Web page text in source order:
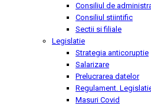
Consiliul de
Consiliul stiintific
Sectii si filiale
Legislatie
Strategia anticoruptie
Salarizare
Prelucrarea datelor
Regulament.
Masuri Covid